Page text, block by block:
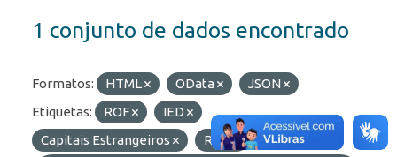
1 conjunto de dados encontrado
Formatos: HTML OData
JSON
Etiquetas:
ROF
IED
Capitais Estrangeiros
RDE
Licenças: